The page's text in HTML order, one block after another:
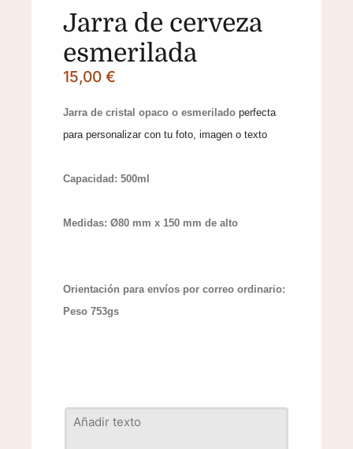
Jarra de cerveza
esmerilada
15,00€
Jarra de cristal opaco o esmerilado perfecta
para personalizar con tu foto, imagen o texto
Capacidad: 500ml
Medidas: Ø80 mm x 150 mm de alto
Orientación para envíos por correo ordinario: